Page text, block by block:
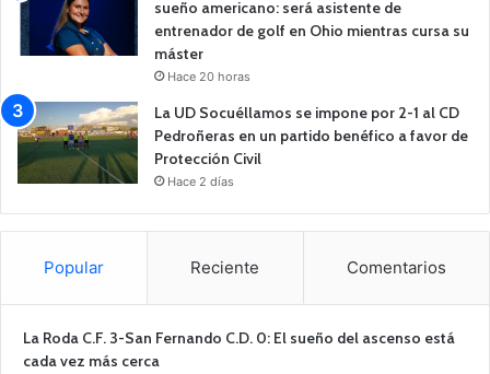
sueño americano: será asistente de
entrenador de golf en Ohio mientras cursa su
máster
Hace 20 horas
La UD Socuéllamos se impone por 2-1 al CD
Pedroñeras en un partido benéfico a favor de
Protección Civil
Hace 2 días
Popular Reciente Comentarios
La Roda C.F. 3-San Fernando C.D. 0: El sueño del ascenso está
cada vez más cerca